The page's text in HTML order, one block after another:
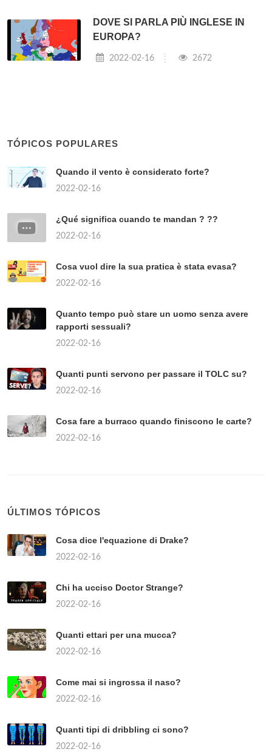
DOVE SI PARLA PIÙ INGLESE IN
EUROPA?
2022-02-16 2672
TÓPICOS POPULARES
Quando il vento è considerato forte?
2022-02-16
¿Qué significa cuando te mandan ? ??
2022-02-16
Cosa vuol dire la sua pratica è stata evasa?
2022-02-16
Quanto tempo può stare un uomo senza avere
rapporti sessuali?
2022-02-16
Quanti punti servono per passare il TOLC su?
2022-02-16
Cosa fare a burraco quando finiscono le carte?
2022-02-16
ÚLTIMOS TÓPICOS
Cosa dice l'equazione di Drake?
2022-02-16
Chi ha ucciso Doctor Strange?
2022-02-16
Quanti ettari per una mucca?
2022-02-16
Come mai si ingrossa il naso?
2022-02-16
Quanti tipi di dribbling ci sono?
2022-02-16